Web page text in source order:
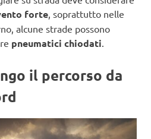
forte, soprattutto nelle
alcune strade possono
pneumatici chiodati.
il percorso da